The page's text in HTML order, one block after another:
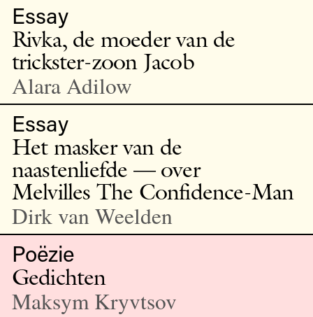
Essay
Rivka, de moeder van de
trickster-zoon Jacob
Alara Adilow
Essay
Het masker van de
naastenliefde — over
Melvilles The Confidence-Man
Dirk van Weelden
Poëzie
Gedichten
Maksym Kryvtsov